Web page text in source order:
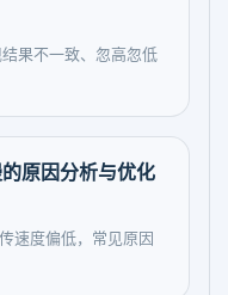
果不一致、忽高忽低
原因分析与优化
速度偏低，常见原因